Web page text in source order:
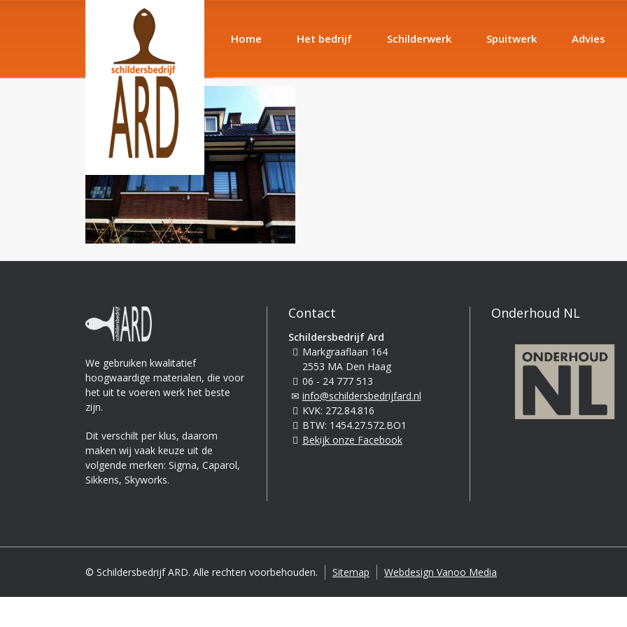
Home Het bedrijf Schilderwerk Spuitwerk Advies
We gebruiken kwalitatief
hoogwaardige materialen, die voor
het uit te voeren werk het beste
zijn.
Dit verschilt per klus, daarom
maken wij vaak keuze uit de
volgende merken: Sigma, Caparol,
Sikkens, Skyworks.
Contact
Schildersbedrijf Ard
Markgraaflaan 164
2553 MA Den Haag
06 - 24 777 513
info@schildersbedrijfard.nl
KVK: 272.84.816
BTW: 1454.27.572.BO1
Bekijk onze Facebook
Onderhoud NL
© Schildersbedrijf ARD. Alle rechten voorbehouden. Sitemap Webdesign Vanoo Media